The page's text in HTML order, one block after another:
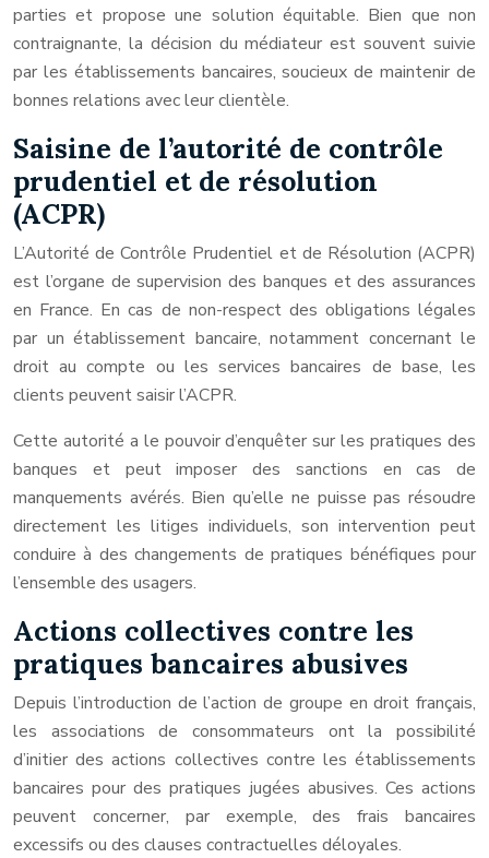
parties et propose une solution équitable. Bien que non
contraignante, la décision du médiateur est souvent suivie
par les établissements bancaires, soucieux de maintenir de
bonnes relations avec leur clientèle.
Saisine de l’autorité de contrôle
prudentiel et de résolution
(ACPR)
L’Autorité de Contrôle Prudentiel et de Résolution (ACPR)
est l’organe de supervision des banques et des assurances
en France. En cas de non-respect des obligations légales
par un établissement bancaire, notamment concernant le
droit au compte ou les services bancaires de base, les
clients peuvent saisir l’ACPR.
Cette autorité a le pouvoir d’enquêter sur les pratiques des
banques et peut imposer des sanctions en cas de
manquements avérés. Bien qu’elle ne puisse pas résoudre
directement les litiges individuels, son intervention peut
conduire à des changements de pratiques bénéfiques pour
l’ensemble des usagers.
Actions collectives contre les
pratiques bancaires abusives
Depuis l’introduction de l’action de groupe en droit français,
les associations de consommateurs ont la possibilité
d’initier des actions collectives contre les établissements
bancaires pour des pratiques jugées abusives. Ces actions
peuvent concerner, par exemple, des frais bancaires
excessifs ou des clauses contractuelles déloyales.